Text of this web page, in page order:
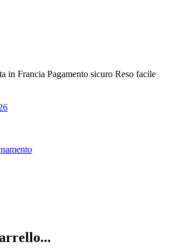
in Francia Pagamento sicuro Reso facile